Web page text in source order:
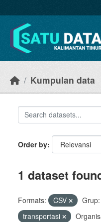
Kumpulan data
Order by
1 dataset
Formats: CSV Grup:
transportasi